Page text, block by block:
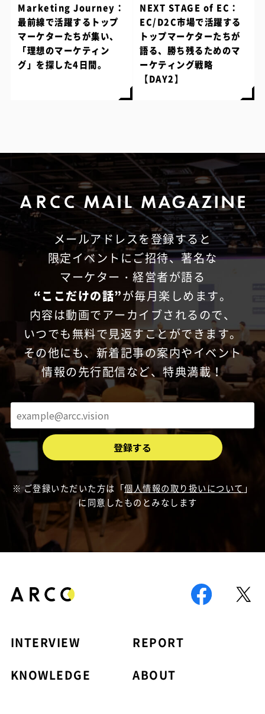
Marketing Journey：
最前線で活躍するトップ
マーケターたちが集い、
「理想のマーケティン
グ」を探した4日間。
NEXT STAGE of EC：
EC/D2C市場で活躍する
トップマーケターたちが
語る、勝ち残るためのマ
ーケティング戦略
【DAY2】
メールアドレスを登録すると
限定イベントにご招待、著名な
マーケター・経営者が語る
“ここだけの話”が毎月楽しめます。
内容は動画でアーカイブされるので、
いつでも無料で見返すことができます。
その他にも、新着記事の案内やイベント
情報の先行配信など、特典満載！
ご登録いただいた方は「個人情報の取り扱いについて 」
に同意したものとみなします
INTERVIEW
REPORT
KNOWLEDGE
ABOUT